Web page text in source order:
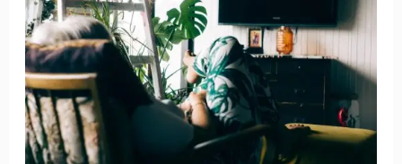
een
kans!